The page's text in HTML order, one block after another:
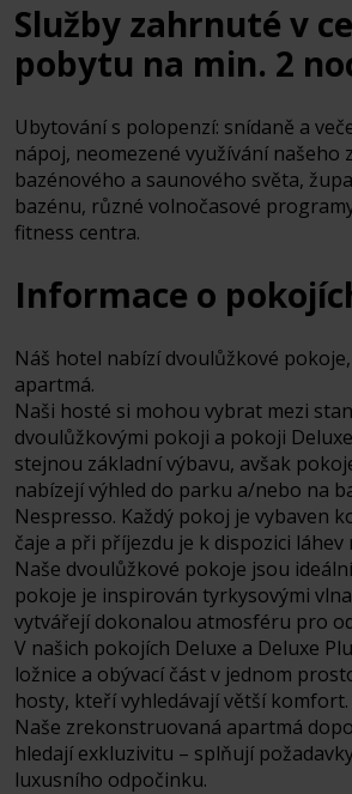
Služby zahrnuté v
pobytu na min. 2
Ubytování s polopenzí: snídaně a
nápoj, neomezené využívání
bazénového a saunového světa,
bazénu, různé volnočasové
fitness centra.
Informace o
Náš hotel nabízí dvoulůžkové
apartmá.
Naši hosté si mohou vybrat mezi
dvoulůžkovými pokoji a pokoji
stejnou základní výbavu, avšak
nabízejí výhled do parku a/nebo na
Nespresso. Každý pokoj je vybaven
čaje a při příjezdu je k dispozici láhev
Naše dvoulůžkové pokoje jsou
pokoje je inspirován tyrkysovými
vytvářejí dokonalou atmosféru pro
V našich pokojích Deluxe a Deluxe
ložnice a obývací část v jednom
hosty, kteří vyhledávají větší komfort.
Naše zrekonstruovaná apartmá
hledají exkluzivitu – splňují
luxusního odpočinku.